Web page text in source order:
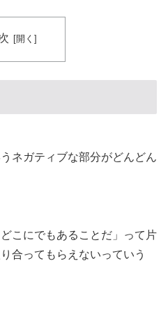
ネガティブな部分がどんどん
こにでもあることだ」って片
合ってもらえないっていう